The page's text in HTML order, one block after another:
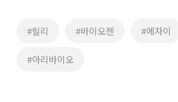
#릴리 #바이오젠 #에자이
#아리바이오